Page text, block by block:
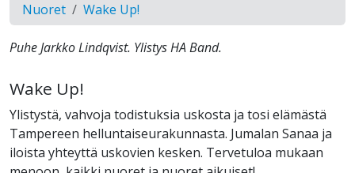
Nuoret Wake Up!
Puhe Jarkko Lindqvist. Ylistys HA Band.
Wake Up!
Ylistystä, vahvoja todistuksia uskosta ja tosi elämästä
Tampereen helluntaiseurakunnasta. Jumalan Sanaa ja
iloista yhteyttä uskovien kesken. Tervetuloa mukaan